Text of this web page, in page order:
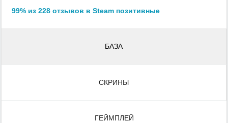
99% из 228 отзывов в Steam позитивные
БАЗА
СКРИНЫ
ГЕЙМПЛЕЙ